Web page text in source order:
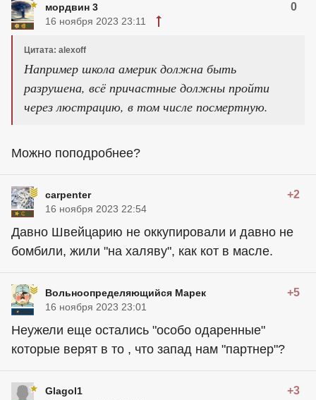
мордвин 3 0
16 ноября 2023 23:11
Цитата: alexoff
Например школа америк должна быть
разрушена, всё причастные должны пройти
через люстрацию, в том числе посмертную.
Можно поподробнее?
carpenter +2
16 ноября 2023 22:54
Давно Швейцарию не оккупировали и давно не
бомбили, жили "на халяву", как кот в масле.
Вольноопределяющийся Марек +5
16 ноября 2023 23:01
Неужели еще остались "особо одаренные"
которые верят в то , что запад нам "партнер"?
Glagol1 +3